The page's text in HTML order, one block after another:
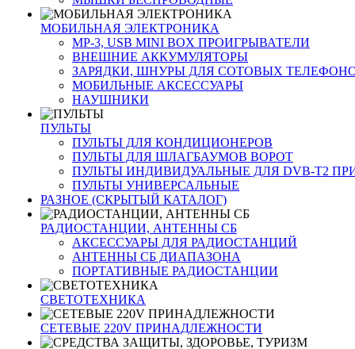
МОБИЛЬНАЯ ЭЛЕКТРОНИКА
MP-3, USB MINI BOX ПРОИГРЫВАТЕЛИ
ВНЕШНИЕ АККУМУЛЯТОРЫ
ЗАРЯДКИ, ШНУРЫ ДЛЯ СОТОВЫХ
МОБИЛЬНЫЕ АКСЕССУАРЫ
НАУШНИКИ
ПУЛЬТЫ
ПУЛЬТЫ ДЛЯ КОНДИЦИОНЕРОВ
ПУЛЬТЫ ДЛЯ ШЛАГБАУМОВ ВОРОТ
ПУЛЬТЫ ИНДИВИДУАЛЬНЫЕ ДЛЯ DVB-T2
ПУЛЬТЫ УНИВЕРСАЛЬНЫЕ
РАЗНОЕ (СКРЫТЫЙ КАТАЛОГ)
РАДИОСТАНЦИИ, АНТЕННЫ CБ
АКСЕССУАРЫ ДЛЯ РАДИОСТАНЦИЙ
АНТЕННЫ CБ ДИАПАЗОНА
ПОРТАТИВНЫЕ РАДИОСТАНЦИИ
СВЕТОТЕХНИКА
СЕТЕВЫЕ 220V ПРИНАДЛЕЖНОСТИ